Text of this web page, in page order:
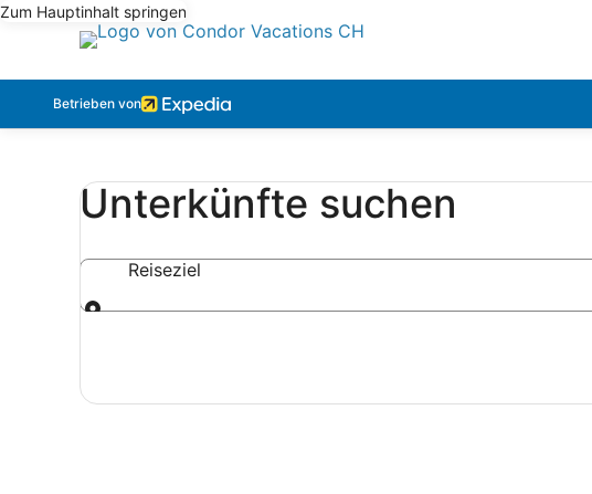
Zum Hauptinhalt springen
Betrieben von
Unterkünfte suchen
Reiseziel